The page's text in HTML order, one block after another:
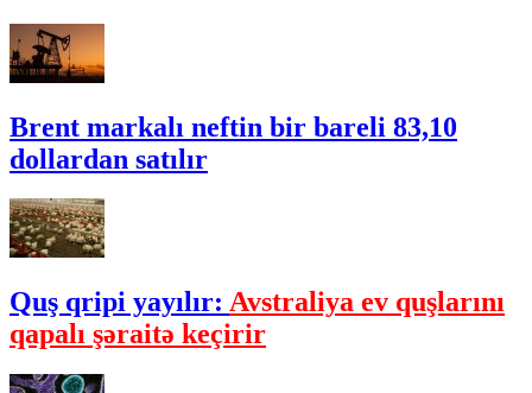
Brent markalı neftin bir bareli 83,10
dollardan satılır
Quş qripi yayılır: Avstraliya ev quşlarını
qapalı şəraitə keçirir